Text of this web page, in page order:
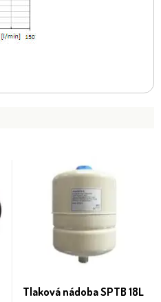
Tlaková nádoba SPTB 18L